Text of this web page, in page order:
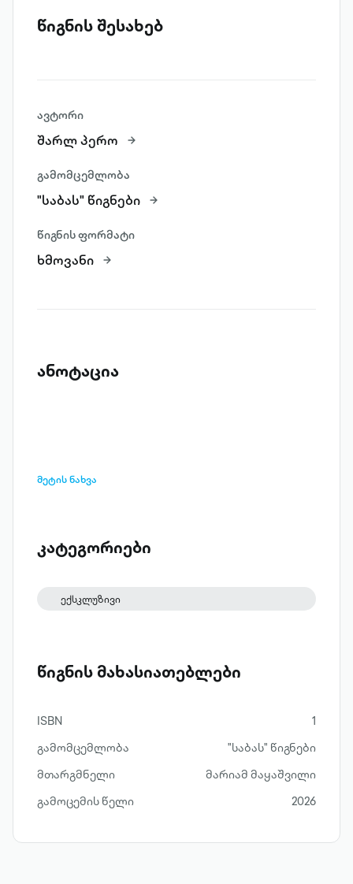
წიგნის შესახებ
ავტორი
შარლ პერო
გამომცემლობა
"საბას" წიგნები
წიგნის ფორმატი
ხმოვანი
ანოტაცია
მეტის ნახვა
კატეგორიები
ექსკლუზივი
წიგნის მახასიათებლები
ISBN
1
გამომცემლობა
"საბას" წიგნები
მთარგმნელი
მარიამ მაყაშვილი
გამოცემის წელი
2026